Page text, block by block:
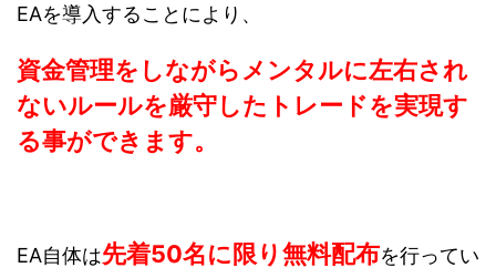
EAを導入することにより、
資金管理をしながらメンタルに左右され
ないルールを厳守したトレードを実現す
る事ができます。
EA自体は先着50名に限り無料配布を行ってい